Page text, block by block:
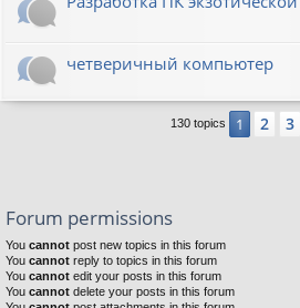
четверичный компьютер
130 topics 1 2 3
Forum permissions
You cannot post new topics in this forum
You cannot reply to topics in this forum
You cannot edit your posts in this forum
You cannot delete your posts in this forum